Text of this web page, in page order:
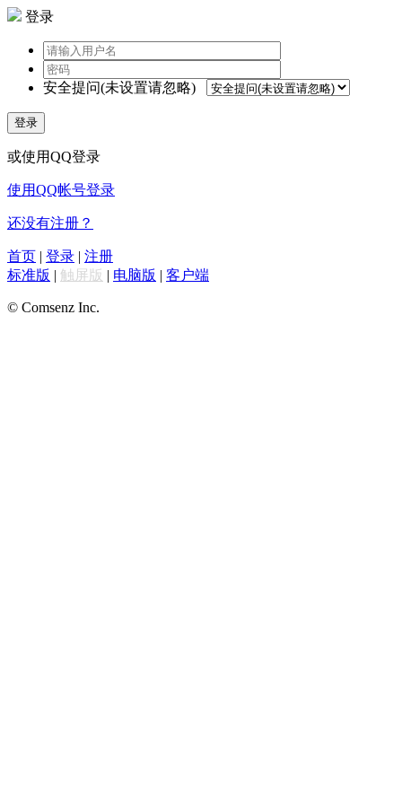
登录
安全提问(未设置请忽略)
登录
或使用QQ登录
使用QQ帐号登录
还没有注册？
首页 | 登录 | 注册
标准版 | 触屏版 | 电脑版 | 客户端
© Comsenz Inc.